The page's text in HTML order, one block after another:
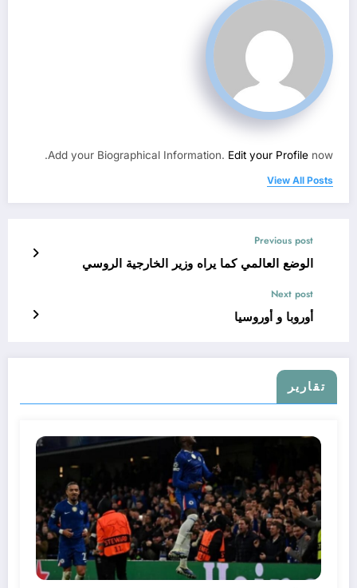
Add your Biographical Information. Edit your Profile now.
View All Posts
Previous post
الوضع العالمي كما يراه وزير الخارجية الروسي
Next post
أوروبا و أوروسيا
تقارير